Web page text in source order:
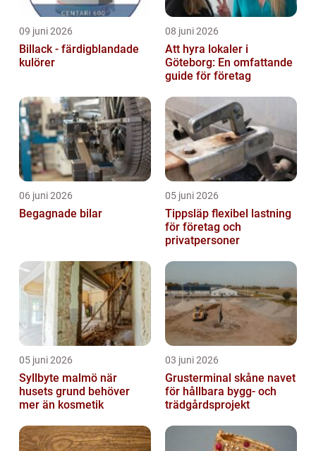
09 juni 2026
Billack - färdigblandade
kulörer
08 juni 2026
Att hyra lokaler i
Göteborg: En omfattande
guide för företag
06 juni 2026
Begagnade bilar
05 juni 2026
Tippsläp flexibel lastning
för företag och
privatpersoner
05 juni 2026
Syllbyte malmö när
husets grund behöver
mer än kosmetik
03 juni 2026
Grusterminal skåne navet
för hållbara bygg- och
trädgårdsprojekt